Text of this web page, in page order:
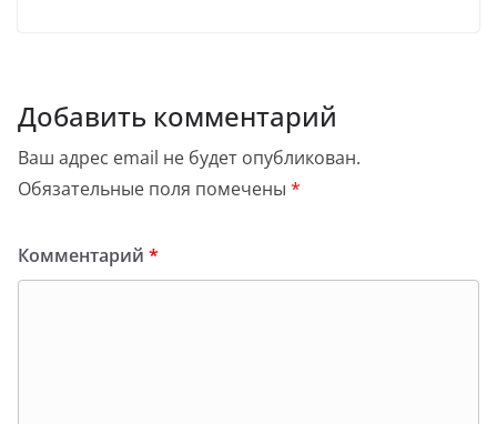
Добавить комментарий
Ваш адрес email не будет опубликован.
Обязательные поля помечены *
Комментарий *